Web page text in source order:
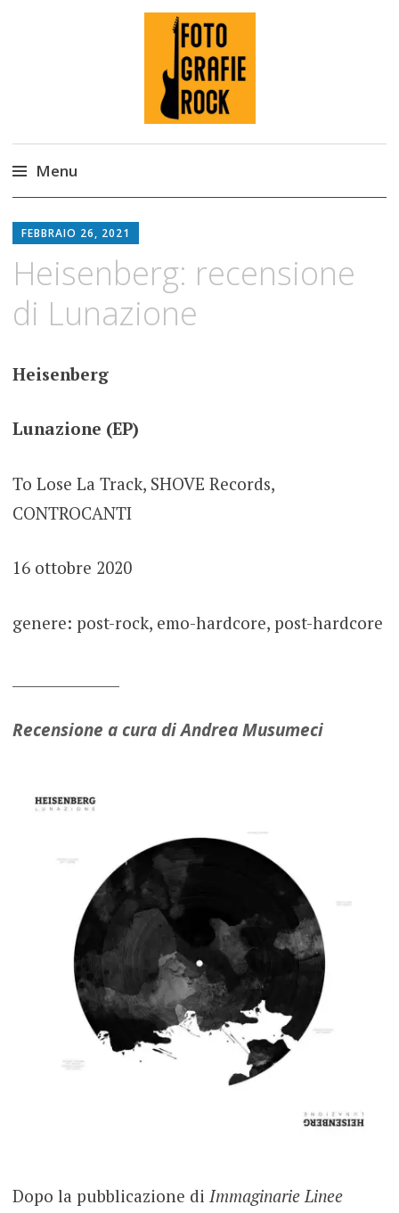
Fotografie ROCK
Menu
to
FEBBRAIO 26, 2021
Heisenberg: recensione
di Lunazione
Heisenberg
Lunazione (EP)
To Lose La Track, SHOVE Records,
CONTROCANTI
16 ottobre 2020
genere: post-rock, emo-hardcore, post-hardcore
Recensione a cura di Andrea Musumeci
Dopo la pubblicazione di Immaginarie Linee